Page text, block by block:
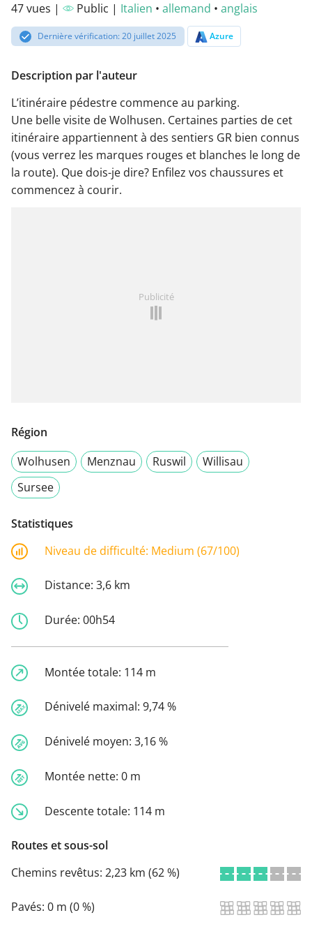
47 vues | Public | Italien • allemand • anglais
Dernière vérification: 20 juillet 2025 Azure
Description par l'auteur
L’itinéraire pédestre commence au parking.
Une belle visite de Wolhusen. Certaines parties de cet
itinéraire appartiennent à des sentiers GR bien connus
(vous verrez les marques rouges et blanches le long de
la route). Que dois-je dire? Enfilez vos chaussures et
commencez à courir.
Publicité
Région
Wolhusen
Menznau Ruswil
Willisau
Sursee
Statistiques
Niveau de difficulté: Medium (67/100)
Distance: 3,6 km
Durée: 00h54
Montée totale: 114 m
Dénivelé maximal: 9,74 %
Dénivelé moyen: 3,16 %
Montée nette: 0 m
Descente totale: 114 m
Routes et sous-sol
Chemins revêtus: 2,23 km (62 %)
Pavés: 0 m (0 %)